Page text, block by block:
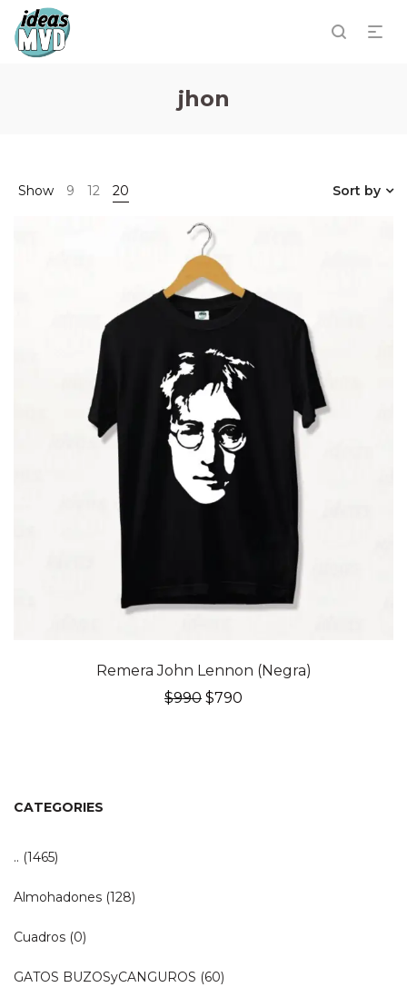
jhon
Show 9 12 20 Sort by
Remera John Lennon (Negra)
$990 El
$790
CATEGORIES
.. (1465)
Almohadones (128)
Cuadros (0)
GATOS BUZOSyCANGUROS (60)